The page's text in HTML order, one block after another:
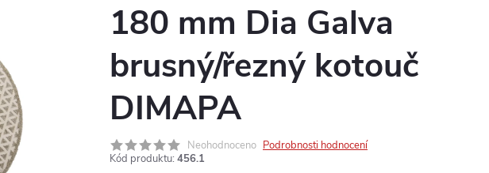
180 mm Dia Galva
brusný/řezný kotouč
DIMAPA
Neohodnoceno Podrobnosti hodnocení
Kód produktu: 456.1